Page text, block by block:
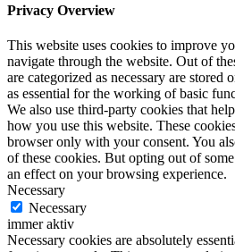
Privacy Overview
This website uses cookies to improve
navigate through the website. Out of
are categorized as necessary are stored
as essential for the working of basic
We also use third-party cookies that
how you use this website. These
browser only with your consent. You
of these cookies. But opting out of
an effect on your browsing experience.
Necessary
Necessary
immer aktiv
Necessary cookies are absolutely